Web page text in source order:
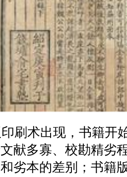
刷术出现，书籍开
献多寡、校勘精劣
劣本的差别；书籍